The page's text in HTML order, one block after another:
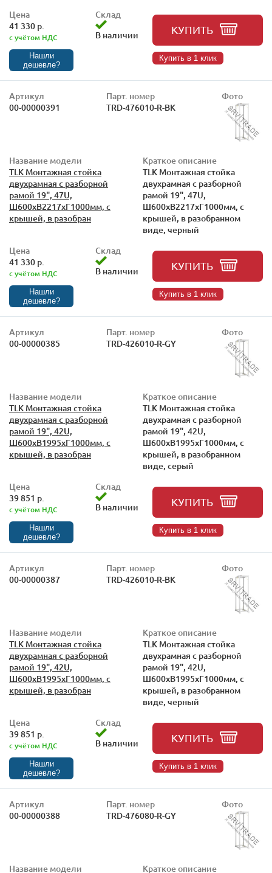
Цена
41 330 р.
с учётом НДС
Нашли
дешевле?
Склад
В наличии
КУПИТЬ
Купить в 1 клик
Артикул
00-00000391
Парт. номер
TRD-476010-R-BK
Фото
Название модели
TLK Монтажная стойка
двухрамная с разборной
рамой 19", 47U,
Ш600xВ2217xГ1000мм, с
крышей, в разобран
Краткое описание
TLK Монтажная стойка
двухрамная с разборной
рамой 19", 47U,
Ш600xВ2217xГ1000мм, с
крышей, в разобранном
виде, черный
Цена
41 330 р.
с учётом НДС
Нашли
дешевле?
Склад
В наличии
КУПИТЬ
Купить в 1 клик
Артикул
00-00000385
Парт. номер
TRD-426010-R-GY
Фото
Название модели
TLK Монтажная стойка
двухрамная с разборной
рамой 19", 42U,
Ш600xВ1995xГ1000мм, с
крышей, в разобран
Краткое описание
TLK Монтажная стойка
двухрамная с разборной
рамой 19", 42U,
Ш600xВ1995xГ1000мм, с
крышей, в разобранном
виде, серый
Цена
39 851 р.
с учётом НДС
Нашли
дешевле?
Склад
В наличии
КУПИТЬ
Купить в 1 клик
Артикул
00-00000387
Парт. номер
TRD-426010-R-BK
Фото
Название модели
TLK Монтажная стойка
двухрамная с разборной
рамой 19", 42U,
Ш600xВ1995xГ1000мм, с
крышей, в разобран
Краткое описание
TLK Монтажная стойка
двухрамная с разборной
рамой 19", 42U,
Ш600xВ1995xГ1000мм, с
крышей, в разобранном
виде, черный
Цена
39 851 р.
с учётом НДС
Нашли
дешевле?
Склад
В наличии
КУПИТЬ
Купить в 1 клик
Артикул
00-00000388
Парт. номер
TRD-476080-R-GY
Фото
Название модели Краткое описание